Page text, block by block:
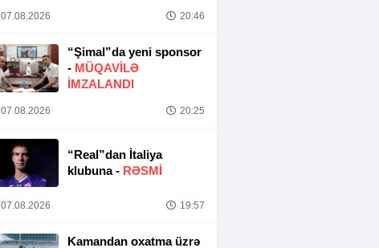
07.08.2026 20:46
“Şimal”da yeni sponsor
- MÜQAVİLƏ
İMZALANDI
07.08.2026 20:25
“Real”dan İtaliya
klubuna - RƏSMİ
07.08.2026 19:57
Kamandan oxatma üzrə